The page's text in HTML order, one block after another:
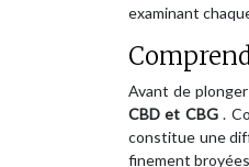
examinant
Avant de
CBD et CBG.
constitue une
finement